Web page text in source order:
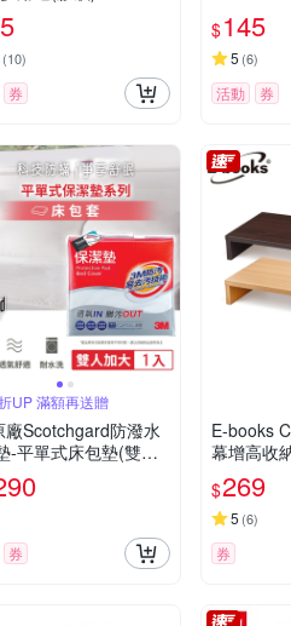
(10)
券
$145
5 (6)
活動 券
UP 滿額再送贈
廠Scotchgard防潑水
-平單式床包墊(雙人
券
E-books
幕增高收
$269
5 (6)
券